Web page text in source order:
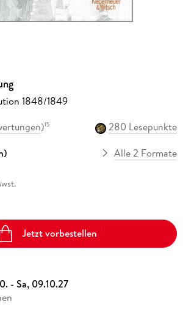
1848/1849
)15
280 Lesepunkte
Alle 2 Formate
Jetzt vorbestellen
- Sa, 09.10.27